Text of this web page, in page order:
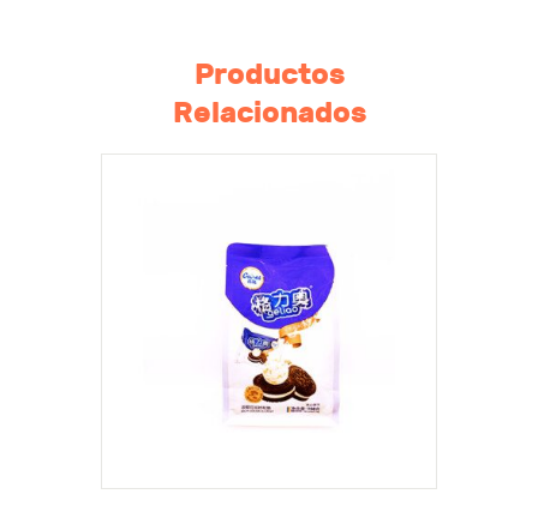
Productos
Relacionados